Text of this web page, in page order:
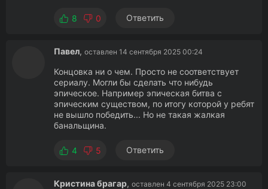
8 0 Ответить
Павел, оставлен 14 сентября 2025 00:24
Концовка ни о чем. Просто не соответствует
сериалу. Могли бы сделать что нибудь
эпическое. Например эпическая битва с
эпическим существом, по итогу которой у ребят
не вышло победить... Но не такая жалкая
банальщина.
4 5 Ответить
Кристина брагар, оставлен 4 сентября 2025 23:00